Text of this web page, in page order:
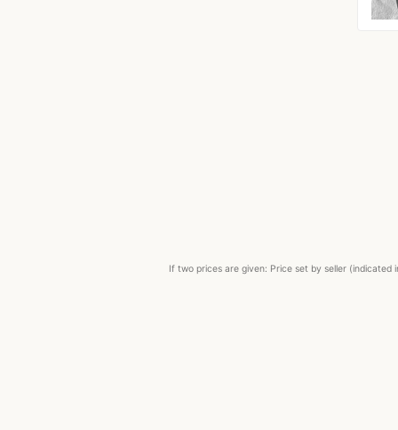
If two prices are given: Price set by seller